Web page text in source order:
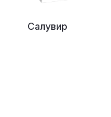
Салувир